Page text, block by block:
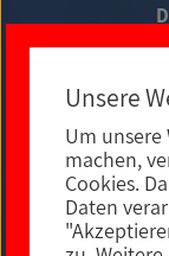
Unsere
Um
machen,
Cookies.
Daten